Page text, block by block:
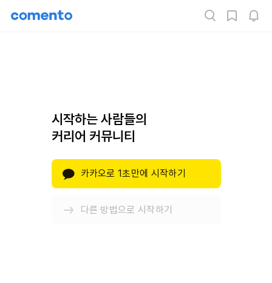
시작하는 사람들의
커리어 커뮤니티
카카오로 1초만에 시작하기
다른 방법으로 시작하기